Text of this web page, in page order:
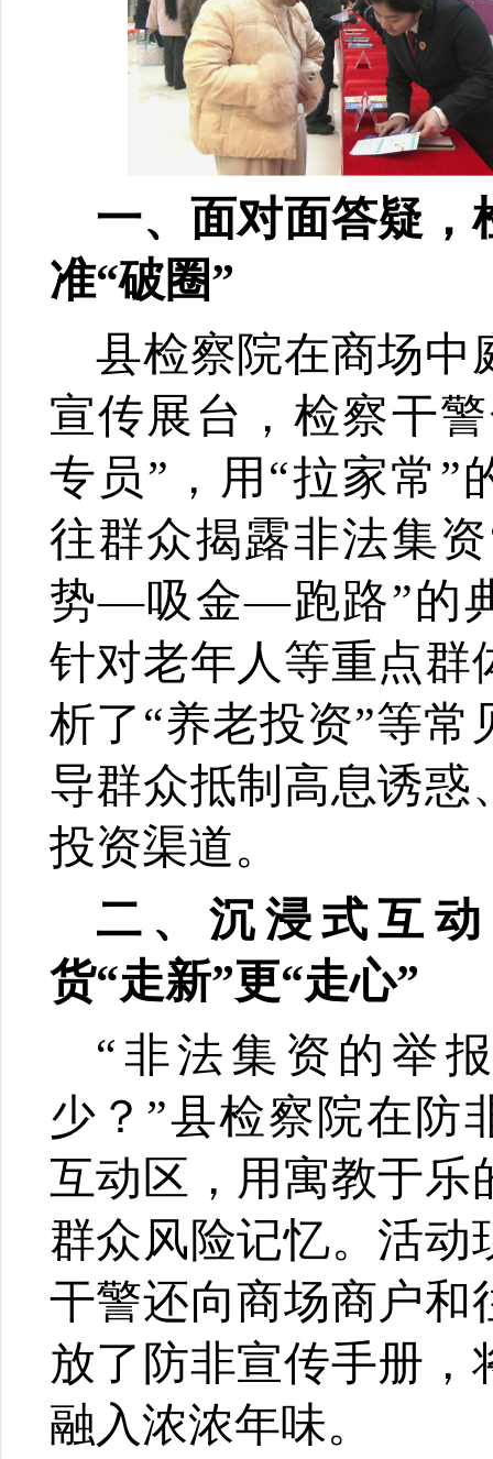
一、面对面答疑，
准“破圈”
县检察院在商场中
宣传展台，检察干
专员”，用“拉家常”
往群众揭露非法集
势—吸金—跑路”的
针对老年人等重点群
析了“养老投资”等常
导群众抵制高息诱惑
投资渠道。
二、沉浸式互
货“走新”更“走心”
“非法集资的举
少？”县检察院在防
互动区，用寓教于乐
群众风险记忆。活动
干警还向商场商户和
放了防非宣传手册，
融入浓浓年味。